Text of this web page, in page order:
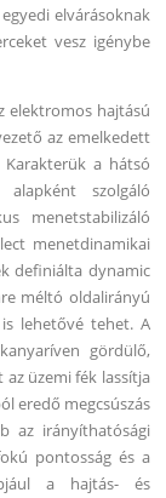
elvárásoknak
vesz igénybe
elektromos hajtású
az emelkedett
a hátsó
szolgáló
menetstabilizáló
menetdinamikai
definiálta dynamic
méltó oldalirányú
lehetővé tehet. A
gördülő,
üzemi fék lassítja
eredő megcsúszás
az irányíthatósági
pontosság és a
a hajtás- és